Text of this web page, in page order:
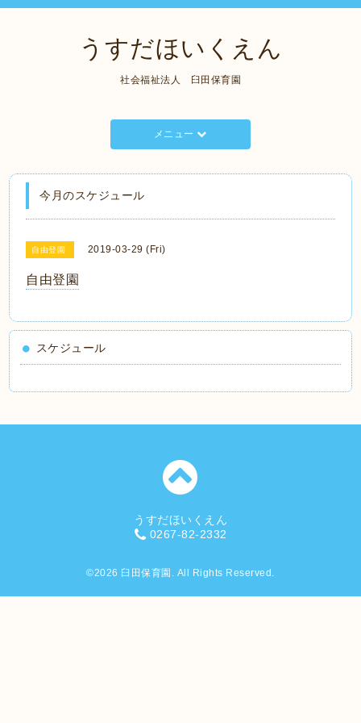
うすだほいくえん
社会福祉法人 臼田保育園
メニュー
今月のスケジュール
自由登園 2019-03-29 (Fri)
自由登園
スケジュール
うすだほいくえん
0267-82-2332
©2026 臼田保育園 . All Rights Reserved.